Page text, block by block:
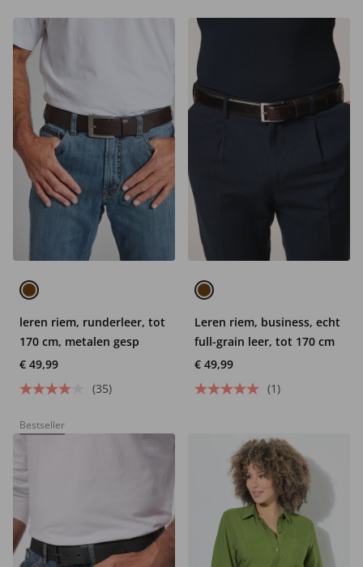
leren riem, runderleer, tot
170 cm, metalen gesp
€ 49,99
(35)
Leren riem, business, echt
full-grain leer, tot 170 cm
€ 49,99
(1)
Bestseller